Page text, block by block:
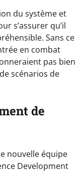
du système et
s’assurer qu’il
Sans ce
en combat
pas bien
scénarios de
de
nouvelle équipe
Development